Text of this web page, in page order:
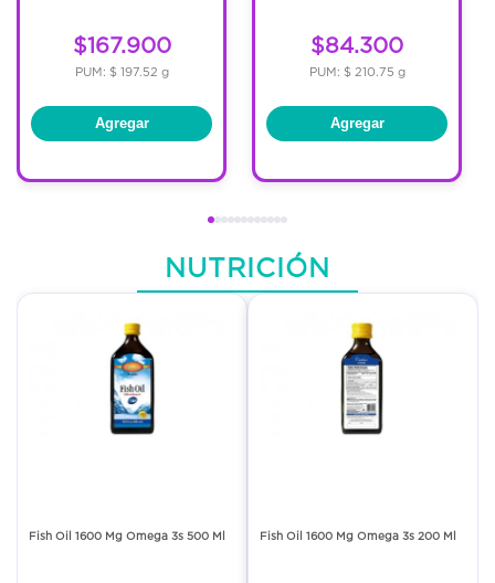
$167.900
PUM: $ 197.52 g
Agregar
$84.300
PUM: $ 210.75 g
Agregar
NUTRICIÓN
Fish Oil 1600 Mg Omega 3s 500 Ml Fish Oil 1600 Mg Omega 3s 200 Ml